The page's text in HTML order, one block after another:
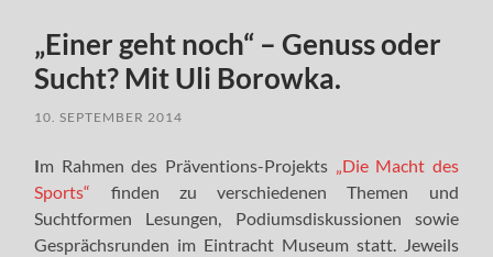
„Einer geht noch“ – Genuss oder
Sucht? Mit Uli Borowka.
10. SEPTEMBER 2014
Im Rahmen des Präventions-Projekts „Die Macht des
Sports“ finden zu verschiedenen Themen und
Suchtformen Lesungen, Podiumsdiskussionen sowie
Gesprächsrunden im Eintracht Museum statt. Jeweils